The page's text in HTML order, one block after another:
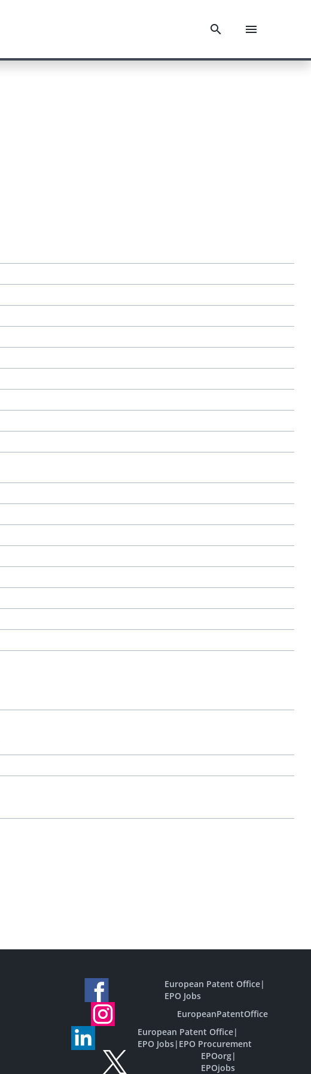
European Patent Office|
EPO Jobs
EuropeanPatentOffice
European Patent Office|
EPO Jobs| EPO Procurement
EPOorg|
EPOjobs